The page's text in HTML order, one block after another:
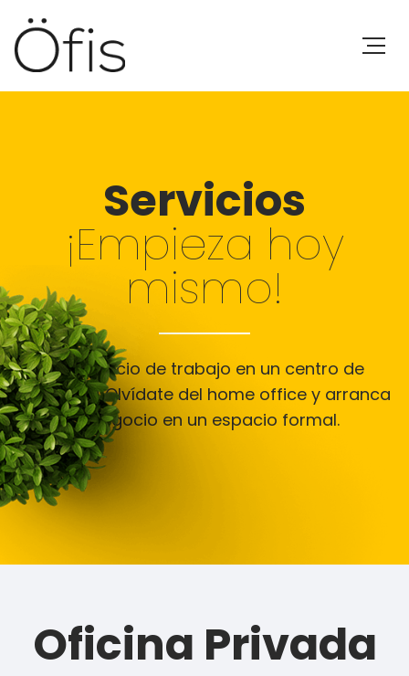
Servicios
¡Empieza hoy
mismo!
¡Tu espacio de trabajo en un centro de
negocios! Olvídate del home office y arranca
tu negocio en un espacio formal.
Oficina Privada